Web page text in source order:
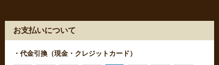
お支払いについて
・代金引換（現金・クレジットカード）